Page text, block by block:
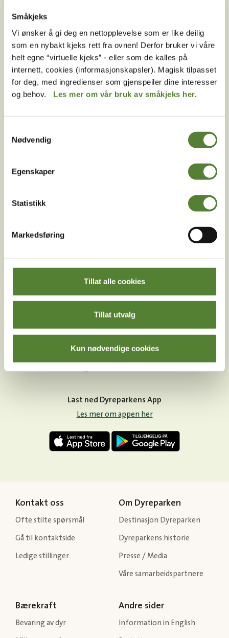
Småkjeks
Vi ønsker å gi deg en nettopplevelse som er like deilig
som en nybakt kjeks rett fra ovnen! Derfor bruker vi våre
helt egne “virtuelle kjeks” - eller som de kalles på
internett, cookies (informasjonskapsler). Magisk tilpasset
for deg, med ingredienser som gjenspeiler dine interesser
og behov. Les mer om vår bruk av småkjeks her.
Nødvendig
Egenskaper
Statistikk
Markedsføring
Tillat alle cookies
Tillat utvalg
Kun nødvendige cookies
OSS?
Melder du deg på Dyreparkens nyhetsbrev får du
unike tilbud og nyheter. Uten nyhetsbrev går du glipp
av mange fordeler.
E-post
betingelser
Instagram TikTok Snapchat
Facebook Youtube LinkedIn
Last ned Dyreparkens App
Les mer om appen her
Kontakt oss
Ofte stilte spørsmål
Gå til kontaktside
Ledige stillinger
Om Dyreparken
Destinasjon Dyreparken
Dyreparkens historie
Presse / Media
Våre samarbeidspartnere
Bærekraft
Bevaring av dyr
Andre sider
Information in English